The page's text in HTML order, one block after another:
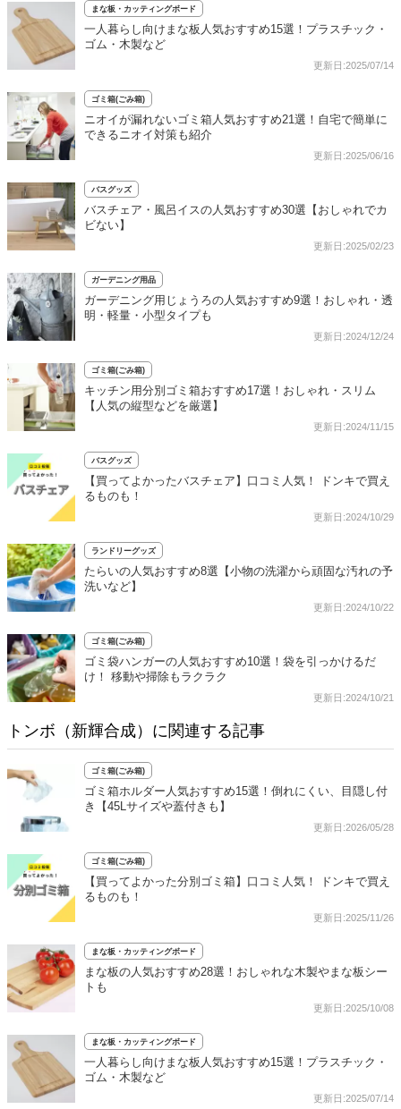
まな板・カッティングボード
一人暮らし向けまな板人気おすすめ15選！プラスチック・
ゴム・木製など
更新日:2025/07/14
ゴミ箱(ごみ箱)
ニオイが漏れないゴミ箱人気おすすめ21選！自宅で簡単に
できるニオイ対策も紹介
更新日:2025/06/16
バスグッズ
バスチェア・風呂イスの人気おすすめ30選【おしゃれでカ
ビない】
更新日:2025/02/23
ガーデニング用品
ガーデニング用じょうろの人気おすすめ9選！おしゃれ・透
明・軽量・小型タイプも
更新日:2024/12/24
ゴミ箱(ごみ箱)
キッチン用分別ゴミ箱おすすめ17選！おしゃれ・スリム
【人気の縦型などを厳選】
更新日:2024/11/15
バスグッズ
【買ってよかったバスチェア】口コミ人気！ ドンキで買え
るものも！
更新日:2024/10/29
ランドリーグッズ
たらいの人気おすすめ8選【小物の洗濯から頑固な汚れの予
洗いなど】
更新日:2024/10/22
ゴミ箱(ごみ箱)
ゴミ袋ハンガーの人気おすすめ10選！袋を引っかけるだ
け！ 移動や掃除もラクラク
更新日:2024/10/21
トンボ（新輝合成）に関連する記事
ゴミ箱(ごみ箱)
ゴミ箱ホルダー人気おすすめ15選！倒れにくい、目隠し付
き【45Lサイズや蓋付きも】
更新日:2026/05/28
ゴミ箱(ごみ箱)
【買ってよかった分別ゴミ箱】口コミ人気！ ドンキで買え
るものも！
更新日:2025/11/26
まな板・カッティングボード
まな板の人気おすすめ28選！おしゃれな木製やまな板シー
トも
更新日:2025/10/08
まな板・カッティングボード
一人暮らし向けまな板人気おすすめ15選！プラスチック・
ゴム・木製など
更新日:2025/07/14